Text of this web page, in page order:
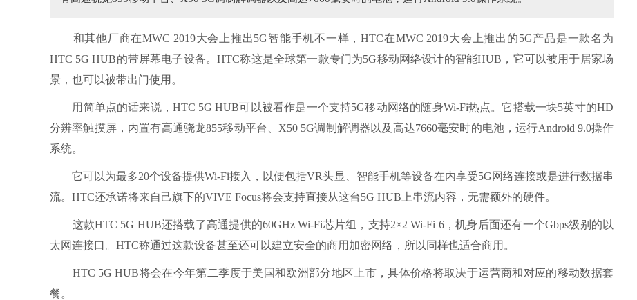
和其他厂商在MWC 2019大会上推出5G智能手机不一样，HTC在MWC 2019大会上推出的5G产品是一款名为
HTC 5G HUB的带屏幕电子设备。HTC称这是全球第一款专门为5G移动网络设计的智能HUB，它可以被用于居家场
景，也可以被带出门使用。
用简单点的话来说，HTC 5G HUB可以被看作是一个支持5G移动网络的随身Wi-Fi热点。它搭载一块5英寸的HD
分辨率触摸屏，内置有高通骁龙855移动平台、X50 5G调制解调器以及高达7660毫安时的电池，运行Android 9.0操作
系统。
它可以为最多20个设备提供Wi-Fi接入，以便包括VR头显、智能手机等设备在内享受5G网络连接或是进行数据串
流。HTC还承诺将来自己旗下的VIVE Focus将会支持直接从这台5G HUB上串流内容，无需额外的硬件。
这款HTC 5G HUB还搭载了高通提供的60GHz Wi-Fi芯片组，支持2×2 Wi-Fi 6，机身后面还有一个Gbps级别的以
太网连接口。HTC称通过这款设备甚至还可以建立安全的商用加密网络，所以同样也适合商用。
HTC 5G HUB将会在今年第二季度于美国和欧洲部分地区上市，具体价格将取决于运营商和对应的移动数据套
餐。